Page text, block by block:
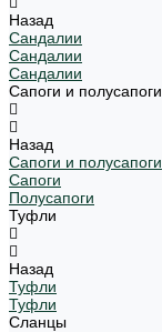
Назад
Сандалии
Сандалии
Сандалии
Сапоги и полусапоги
Назад
Сапоги и полусапоги
Сапоги
Полусапоги
Туфли
Назад
Туфли
Туфли
Сланцы